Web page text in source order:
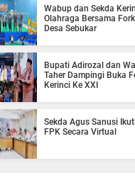
Wabup dan Sekda
Olahraga Bersama
Desa Sebukar
Bupati Adirozal dan
Taher Dampingi Buka
Kerinci Ke XXI
Sekda Agus Sanusi
FPK Secara Virtual